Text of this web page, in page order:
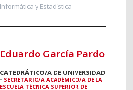
Informática y Estadística
Eduardo García Pardo
CATEDRÁTICO/A DE UNIVERSIDAD
- SECRETARIO/A ACADÉMICO/A DE LA
ESCUELA TÉCNICA SUPERIOR DE